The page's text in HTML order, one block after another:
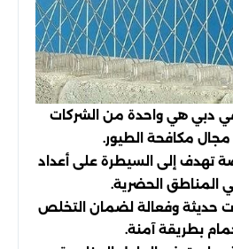
دبي هي واحدة من الشركات
مجال مكافحة الطيور.
إلى السيطرة على أعداد
المناطق الحضرية.
حديثة وفعالة لضمان التخلص
بطريقة آمنة.